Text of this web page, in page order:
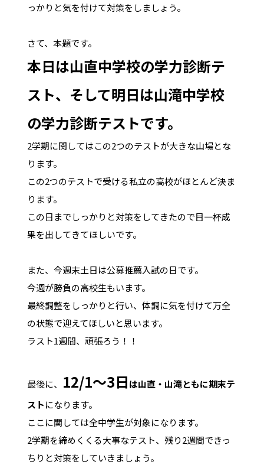
っかりと気を付けて対策をしましょう。
さて、本題です。
本日は山直中学校の学力診断テ
スト、そして明日は山滝中学校
の学力診断テストです。
2学期に関してはこの2つのテストが大きな山場とな
ります。
この2つのテストで受ける私立の高校がほとんど決ま
ります。
この日までしっかりと対策をしてきたので目一杯成
果を出してきてほしいです。
また、今週末土日は公募推薦入試の日です。
今週が勝負の高校生もいます。
最終調整をしっかりと行い、体調に気を付けて万全
の状態で迎えてほしいと思います。
ラスト1週間、頑張ろう！！
最後に、 12/1～3日は山直・山滝ともに期末テ
ストになります。
ここに関しては全中学生が対象になります。
2学期を締めくくる大事なテスト、残り2週間できっ
ちりと対策をしていきましょう。